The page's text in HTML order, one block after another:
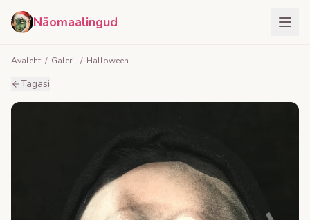
Näomaalingud
Avaleht / Galerii / Halloween
Tagasi